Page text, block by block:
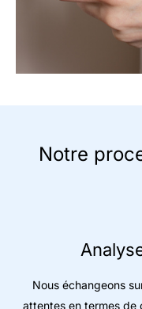
Notre
Nous échangeons
attentes en termes de